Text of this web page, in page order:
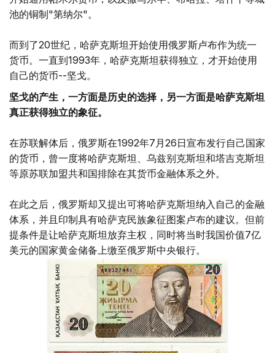
池的铜制"第纳尔"。
而到了20世纪，哈萨克斯坦开始使用俄罗斯卢布作为统一
货币。一直到1993年，哈萨克斯坦获得独立，才开始使用
自己的货币--坚戈。
坚戈的产生，一方面是历史的选择，另一方面是哈萨克斯坦
真正获得独立的象征。
在苏联解体后，俄罗斯在1992年7月26日宣布发行自己国家
的货币，曾一度将哈萨克斯坦、乌兹别克斯坦和塔吉克斯坦
等原苏联加盟共和国排除在其货币金融体系之外。
在此之后，俄罗斯却又提出可将哈萨克斯坦纳入自己的金融
体系，并且印制具有哈萨克民族象征图案卢布的建议。但前
提条件是让哈萨克斯坦放弃主权，同时将当时我国价值7亿
美元的国家黄金储备上缴至俄罗斯中央银行。